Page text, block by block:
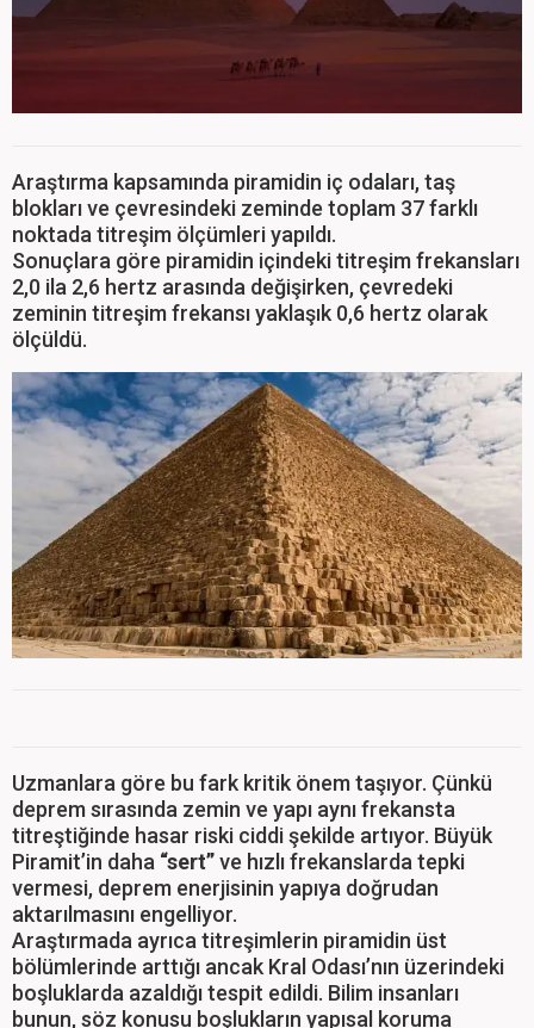
Araştırma kapsamında piramidin iç odaları, taş
blokları ve çevresindeki zeminde toplam 37 farklı
noktada titreşim ölçümleri yapıldı.
Sonuçlara göre piramidin içindeki titreşim frekansları
2,0 ila 2,6 hertz arasında değişirken, çevredeki
zeminin titreşim frekansı yaklaşık 0,6 hertz olarak
ölçüldü.
Uzmanlara göre bu fark kritik önem taşıyor. Çünkü
deprem sırasında zemin ve yapı aynı frekansta
titreştiğinde hasar riski ciddi şekilde artıyor. Büyük
Piramit’in daha “sert”ve hızlı frekanslarda tepki
vermesi, deprem enerjisinin yapıya doğrudan
aktarılmasını engelliyor.
Araştırmada ayrıca titreşimlerin piramidin üst
bölümlerinde arttığı ancak Kral Odası’nın üzerindeki
boşluklarda azaldığı tespit edildi. Bilim insanları
bunun, söz konusu boşlukların yapısal koruma